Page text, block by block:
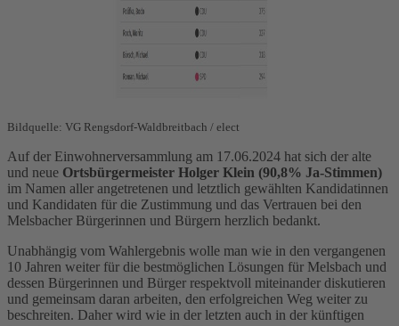
Bildquelle: VG Rengsdorf-Waldbreitbach / elect
Auf der Einwohnerversammlung am 17.06.2024 hat sich der alte
und neue Ortsbürgermeister Holger Klein (90,8% Ja-Stimmen)
im Namen aller angetretenen und letztlich gewählten Kandidatinnen
und Kandidaten für die Zustimmung und das Vertrauen bei den
Melsbacher Bürgerinnen und Bürgern herzlich bedankt.
Unabhängig vom Wahlergebnis wolle man wie in den vergangenen
10 Jahren weiter für die bestmöglichen Lösungen für Melsbach und
dessen Bürgerinnen und Bürger respektvoll miteinander diskutieren
und gemeinsam daran arbeiten, den erfolgreichen Weg weiter zu
beschreiten. Daher wird wie in der letzten auch in der künftigen